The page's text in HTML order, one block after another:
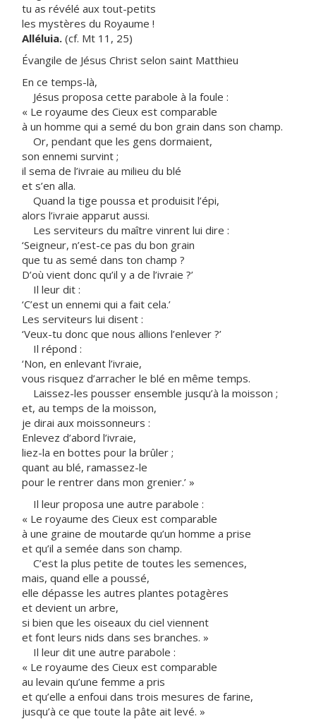
tu as révélé aux tout-petits
les mystères du Royaume !
Alléluia. (cf. Mt 11, 25)
Évangile de Jésus Christ selon saint Matthieu
En ce temps-là,
Jésus proposa cette parabole à la foule :
« Le royaume des Cieux est comparable
à un homme qui a semé du bon grain dans son champ.
Or, pendant que les gens dormaient,
son ennemi survint ;
il sema de l’ivraie au milieu du blé
et s’en alla.
Quand la tige poussa et produisit l’épi,
alors l’ivraie apparut aussi.
Les serviteurs du maître vinrent lui dire :
‘Seigneur, n’est-ce pas du bon grain
que tu as semé dans ton champ ?
D’où vient donc qu’il y a de l’ivraie ?’
Il leur dit :
‘C’est un ennemi qui a fait cela.’
Les serviteurs lui disent :
‘Veux-tu donc que nous allions l’enlever ?’
Il répond :
‘Non, en enlevant l’ivraie,
vous risquez d’arracher le blé en même temps.
Laissez-les pousser ensemble jusqu’à la moisson ;
et, au temps de la moisson,
je dirai aux moissonneurs :
Enlevez d’abord l’ivraie,
liez-la en bottes pour la brûler ;
quant au blé, ramassez-le
pour le rentrer dans mon grenier.’ »
Il leur proposa une autre parabole :
« Le royaume des Cieux est comparable
à une graine de moutarde qu’un homme a prise
et qu’il a semée dans son champ.
C’est la plus petite de toutes les semences,
mais, quand elle a poussé,
elle dépasse les autres plantes potagères
et devient un arbre,
si bien que les oiseaux du ciel viennent
et font leurs nids dans ses branches. »
Il leur dit une autre parabole :
« Le royaume des Cieux est comparable
au levain qu’une femme a pris
et qu’elle a enfoui dans trois mesures de farine,
jusqu’à ce que toute la pâte ait levé. »